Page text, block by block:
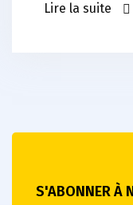
Lire la suite
S'ABONNER À